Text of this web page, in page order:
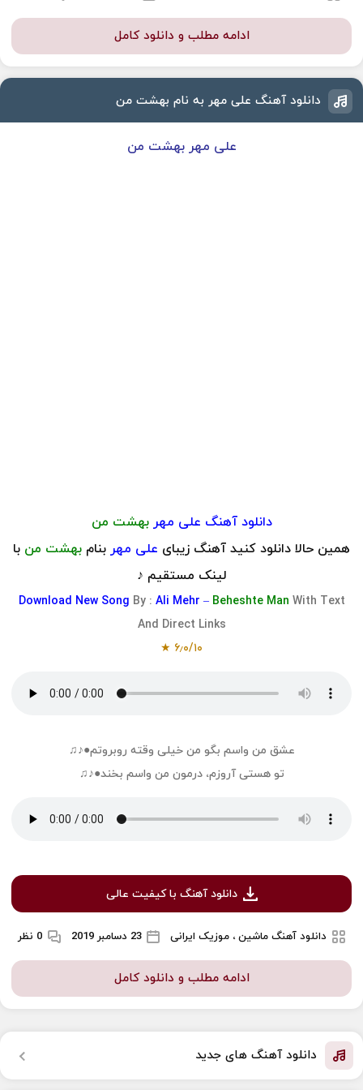
ادامه مطلب و دانلود کامل
دانلود آهنگ علی مهر به نام بهشت من
علی مهر بهشت من
دانلود آهنگ علی مهربهشت من
همین حالا دانلود کنید آهنگ زیبای علی مهر بنام بهشت من با
لینک مستقیم ♪
Download New Song By : Ali Mehr – Beheshte Man With Text
And Direct Links
۶٫۰/۱۰ ★
عشق من واسم بگو من خیلی وقته روبروتم●♪♫
تو هستی آروزم، درمون من واسم بخند●♪♫
دانلود آهنگ با کیفیت عالی
دانلود آهنگ ماشین ، موزیک ایرانی 23 دسامبر 2019 0 نظر
ادامه مطلب و دانلود کامل
دانلود آهنگ های جدید